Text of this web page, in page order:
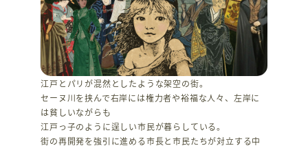
江戸とパリが混然としたような架空の街。
セーヌ川を挟んで右岸には権力者や裕福な人々、左岸に
は貧しいながらも
江戸っ子のように逞しい市民が暮らしている。
街の再開発を強引に進める市長と市民たちが対立する中